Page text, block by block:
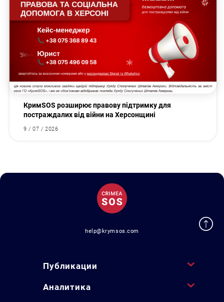
КримSOS розширює правову підтримку для
постраждалих від війни на Херсонщині
9 / 07 / 2026
help@krymsos.com
Публикации
Аналитика